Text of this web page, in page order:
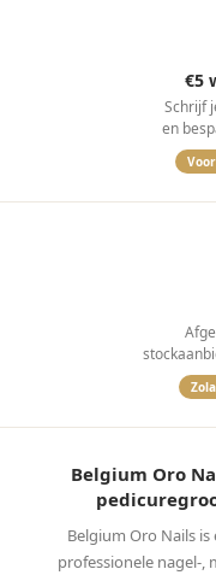
€5
Schrijf
en
Belgium Oro
Belgium Oro Nails
professionele nagel-,